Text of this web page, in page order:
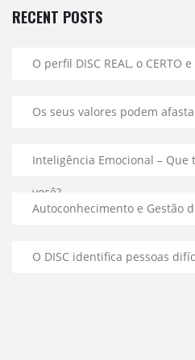
RECENT POSTS
O perfil DISC REAL, o CERTO
Os seus valores podem
Inteligência Emocional – Que
você?
Autoconhecimento e Gestão
O DISC identifica pessoas